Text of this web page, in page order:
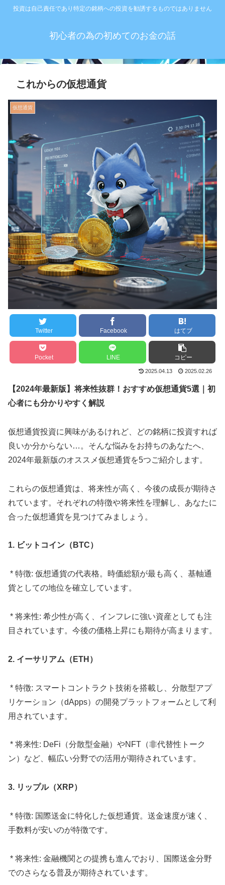
投資は自己責任であり特定の銘柄への投資を勧誘するものではありません
初心者の為の初めてのお金の話
これからの仮想通貨
仮想通貨
Twitter Facebook はてブ
Pocket LINE コピー
2025.04.13 2025.02.26
【2024年最新版】将来性抜群！おすすめ仮想通貨5選｜初
心者にも分かりやすく解説
仮想通貨投資に興味があるけれど、どの銘柄に投資すれば
良いか分からない…。そんな悩みをお持ちのあなたへ、
2024年最新版のオススメ仮想通貨を5つご紹介します。
これらの仮想通貨は、将来性が高く、今後の成長が期待さ
れています。それぞれの特徴や将来性を理解し、あなたに
合った仮想通貨を見つけてみましょう。
1. ビットコイン（BTC）
* 特徴: 仮想通貨の代表格。時価総額が最も高く、基軸通
貨としての地位を確立しています。
* 将来性: 希少性が高く、インフレに強い資産としても注
目されています。今後の価格上昇にも期待が高まります。
2. イーサリアム（ETH）
* 特徴: スマートコントラクト技術を搭載し、分散型アプ
リケーション（dApps）の開発プラットフォームとして利
用されています。
* 将来性: DeFi（分散型金融）やNFT（非代替性トーク
ン）など、幅広い分野での活用が期待されています。
3. リップル（XRP）
* 特徴: 国際送金に特化した仮想通貨。送金速度が速く、
手数料が安いのが特徴です。
* 将来性: 金融機関との提携も進んでおり、国際送金分野
でのさらなる普及が期待されています。